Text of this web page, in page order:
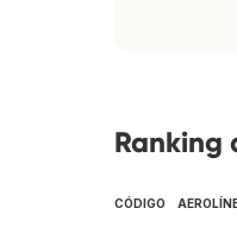
Ranking
CÓDIGO